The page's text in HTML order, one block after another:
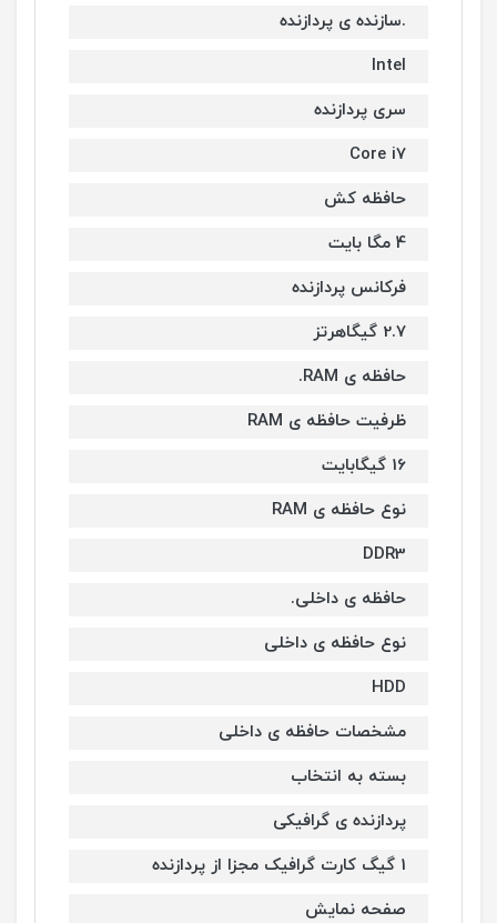
.سازنده ی پردازنده
Intel
سری پردازنده
Core i7
حافظه کش
4 مگا بایت
فرکانس پردازنده
2.7 گیگاهرتز
حافظه ی RAM.
ظرفیت حافظه ی RAM
16 گیگابایت
نوع حافظه ی RAM
DDR3
حافظه ی داخلی.
نوع حافظه ی داخلی
HDD
مشخصات حافظه ی داخلی
بسته به انتخاب
پردازنده ی گرافیکی
1 گیگ کارت گرافیک مجزا از پردازنده
صفحه نمایش